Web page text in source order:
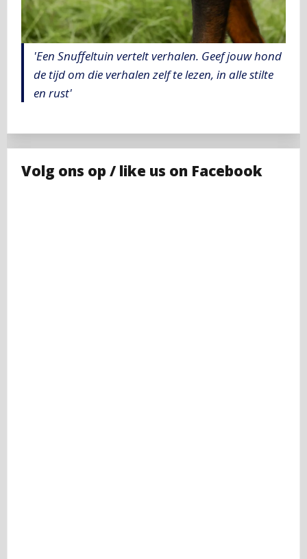
'Een Snuffeltuin vertelt verhalen. Geef jouw hond
de tijd om die verhalen zelf te lezen, in alle stilte
en rust'
Volg ons op / like us on Facebook